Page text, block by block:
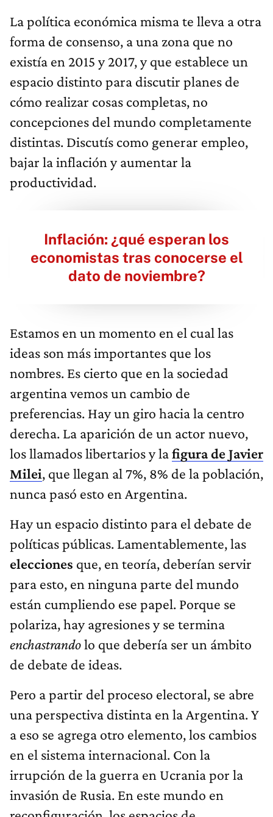
La política económica misma te lleva a otra
forma de consenso, a una zona que no
existía en 2015 y 2017, y que establece un
espacio distinto para discutir planes de
cómo realizar cosas completas, no
concepciones del mundo completamente
distintas. Discutís como generar empleo,
bajar la inflación y aumentar la
productividad.
Inflación: ¿qué esperan los
economistas tras conocerse el
dato de noviembre?
Estamos en un momento en el cual las
ideas son más importantes que los
nombres. Es cierto que en la sociedad
argentina vemos un cambio de
preferencias. Hay un giro hacia la centro
derecha. La aparición de un actor nuevo,
los llamados libertarios y lafigura de Javier
Milei, que llegan al 7%, 8% de la población,
nunca pasó esto en Argentina.
Hay un espacio distinto para el debate de
políticas públicas. Lamentablemente, las
elecciones que, en teoría, deberían servir
para esto, en ninguna parte del mundo
están cumpliendo ese papel. Porque se
polariza, hay agresiones y se termina
enchastrandolo que debería ser un ámbito
de debate de ideas.
Pero a partir del proceso electoral, se abre
una perspectiva distinta en la Argentina. Y
a eso se agrega otro elemento, los cambios
en el sistema internacional. Con la
irrupción de la guerra en Ucrania por la
invasión de Rusia. En este mundo en